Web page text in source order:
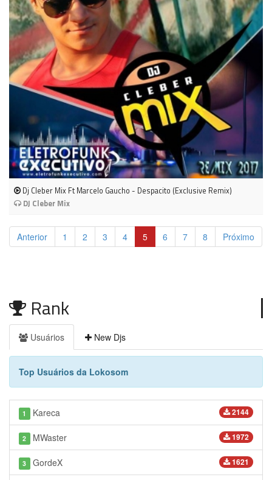
Dj Cleber Mix Ft Marcelo Gaucho - Despacito (Exclusive Remix)
DJ Cleber Mix
Anterior 1 2 3 4 5 6 7 8 Próximo
Rank
Usuários New Djs
Top Usuários da Lokosom
2144
1 Kareca
1972
2 MWaster
1621
3 GordeX